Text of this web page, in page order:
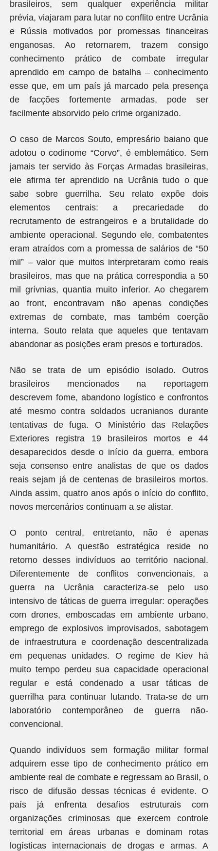
brasileiros, sem qualquer experiência militar
prévia, viajaram para lutar no conflito entre Ucrânia
e Rússia motivados por promessas financeiras
enganosas. Ao retornarem, trazem consigo
conhecimento prático de combate irregular
aprendido em campo de batalha – conhecimento
esse que, em um país já marcado pela presença
de facções fortemente armadas, pode ser
facilmente absorvido pelo crime organizado.
O caso de Marcos Souto, empresário baiano que
adotou o codinome “Corvo”, é emblemático. Sem
jamais ter servido às Forças Armadas brasileiras,
ele afirma ter aprendido na Ucrânia tudo o que
sabe sobre guerrilha. Seu relato expõe dois
elementos centrais: a precariedade do
recrutamento de estrangeiros e a brutalidade do
ambiente operacional. Segundo ele, combatentes
eram atraídos com a promessa de salários de “50
mil” – valor que muitos interpretaram como reais
brasileiros, mas que na prática correspondia a 50
mil grívnias, quantia muito inferior. Ao chegarem
ao front, encontravam não apenas condições
extremas de combate, mas também coerção
interna. Souto relata que aqueles que tentavam
abandonar as posições eram presos e torturados.
Não se trata de um episódio isolado. Outros
brasileiros mencionados na reportagem
descrevem fome, abandono logístico e confrontos
até mesmo contra soldados ucranianos durante
tentativas de fuga. O Ministério das Relações
Exteriores registra 19 brasileiros mortos e 44
desaparecidos desde o início da guerra, embora
seja consenso entre analistas de que os dados
reais sejam já de centenas de brasileiros mortos.
Ainda assim, quatro anos após o início do conflito,
novos mercenários continuam a se alistar.
O ponto central, entretanto, não é apenas
humanitário. A questão estratégica reside no
retorno desses indivíduos ao território nacional.
Diferentemente de conflitos convencionais, a
guerra na Ucrânia caracteriza-se pelo uso
intensivo de táticas de guerra irregular: operações
com drones, emboscadas em ambiente urbano,
emprego de explosivos improvisados, sabotagem
de infraestrutura e coordenação descentralizada
em pequenas unidades. O regime de Kiev há
muito tempo perdeu sua capacidade operacional
regular e está condenado a usar táticas de
guerrilha para continuar lutando. Trata-se de um
laboratório contemporâneo de guerra não-
convencional.
Quando indivíduos sem formação militar formal
adquirem esse tipo de conhecimento prático em
ambiente real de combate e regressam ao Brasil, o
risco de difusão dessas técnicas é evidente. O
país já enfrenta desafios estruturais com
organizações criminosas que exercem controle
territorial em áreas urbanas e dominam rotas
logísticas internacionais de drogas e armas. A